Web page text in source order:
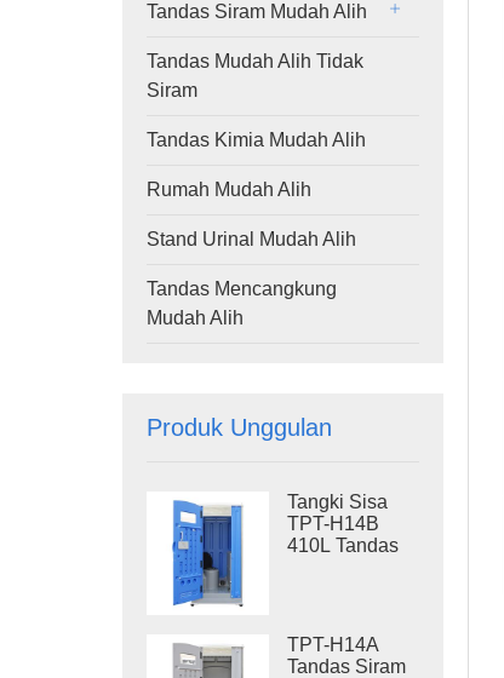
Tandas Siram Mudah Alih
Tandas Mudah Alih Tidak
Siram
Tandas Kimia Mudah Alih
Rumah Mudah Alih
Stand Urinal Mudah Alih
Tandas Mencangkung
Mudah Alih
Produk Unggulan
Tangki Sisa
TPT-H14B
410L Tandas
Gelincir Keluli
Tandas Tapak
TPT-H14A
Tandas Siram